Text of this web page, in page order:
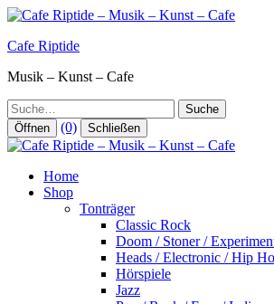
Zum
springen
Cafe Riptide
Musik – Kunst – Cafe
Suche
Öffnen (0) Schließen
Home
Shop
Tonträger
Classic Rock
Doom / Stoner /
Heads / Electronic / Hip
Hörspiele
Jazz